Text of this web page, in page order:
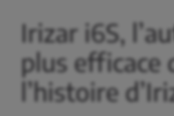
Irizar i6S,
plus efficace
l’histoire